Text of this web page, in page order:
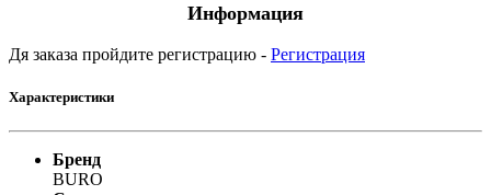
Информация
Дя заказа пройдите регистрацию - Регистрация
Характеристики
Бренд
BURO